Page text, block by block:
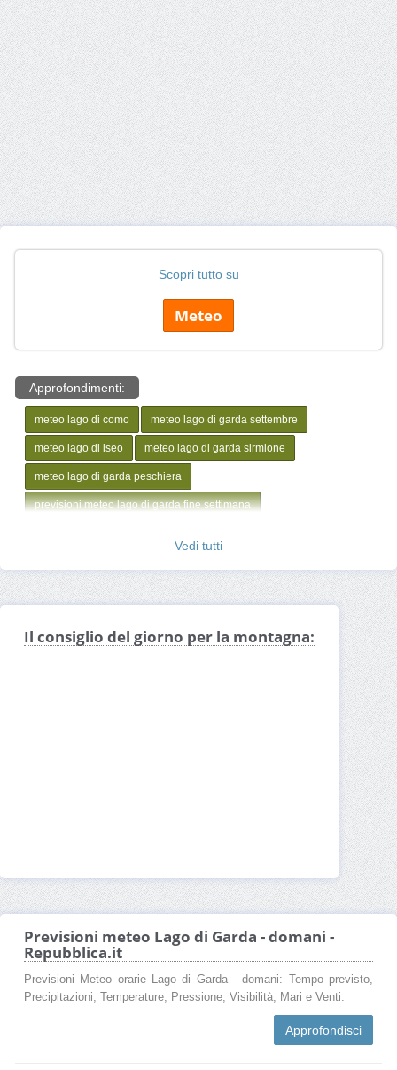
Scopri tutto su
Meteo
Approfondimenti:
meteo lago di como meteo lago di garda settembre
meteo lago di iseo meteo lago di garda sirmione
meteo lago di garda peschiera
previsioni meteo lago di garda fine settimana
Vedi tutti
Il consiglio del giorno per la montagna:
Previsioni meteo Lago di Garda - domani -
Repubblica.it
Previsioni Meteo orarie Lago di Garda - domani: Tempo previsto,
Precipitazioni, Temperature, Pressione, Visibilità, Mari e Venti.
Approfondisci